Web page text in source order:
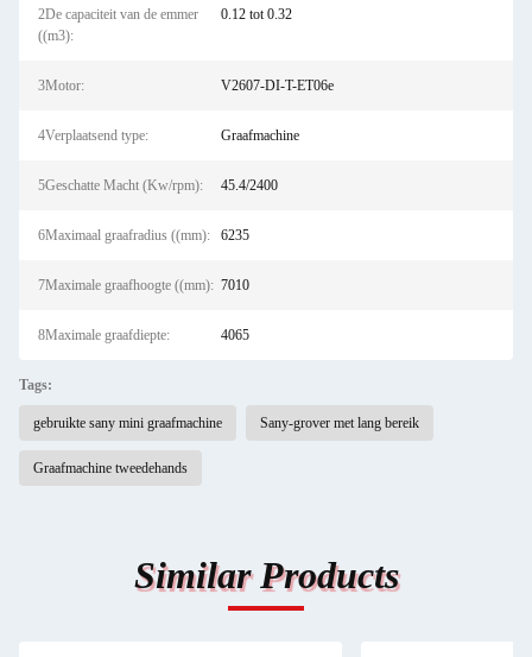
2De capaciteit van de emmer
((m3):
0.12 tot 0.32
3Motor: V2607-DI-T-ET06e
4Verplaatsend type: Graafmachine
5Geschatte Macht (Kw/rpm): 45.4/2400
6Maximaal graafradius ((mm): 6235
7Maximale graafhoogte ((mm): 7010
8Maximale graafdiepte: 4065
Tags:
gebruikte sany mini graafmachine Sany-grover met lang bereik
Graafmachine tweedehands
Similar Products